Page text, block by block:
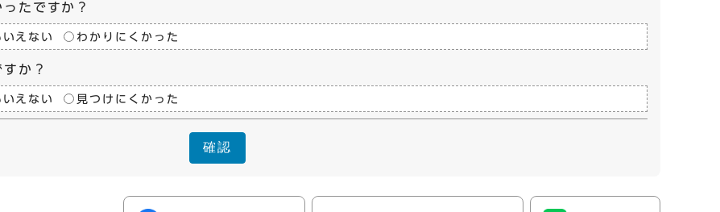
たですか？
えない わかりにくかった
か？
えない 見つけにくかった
確認